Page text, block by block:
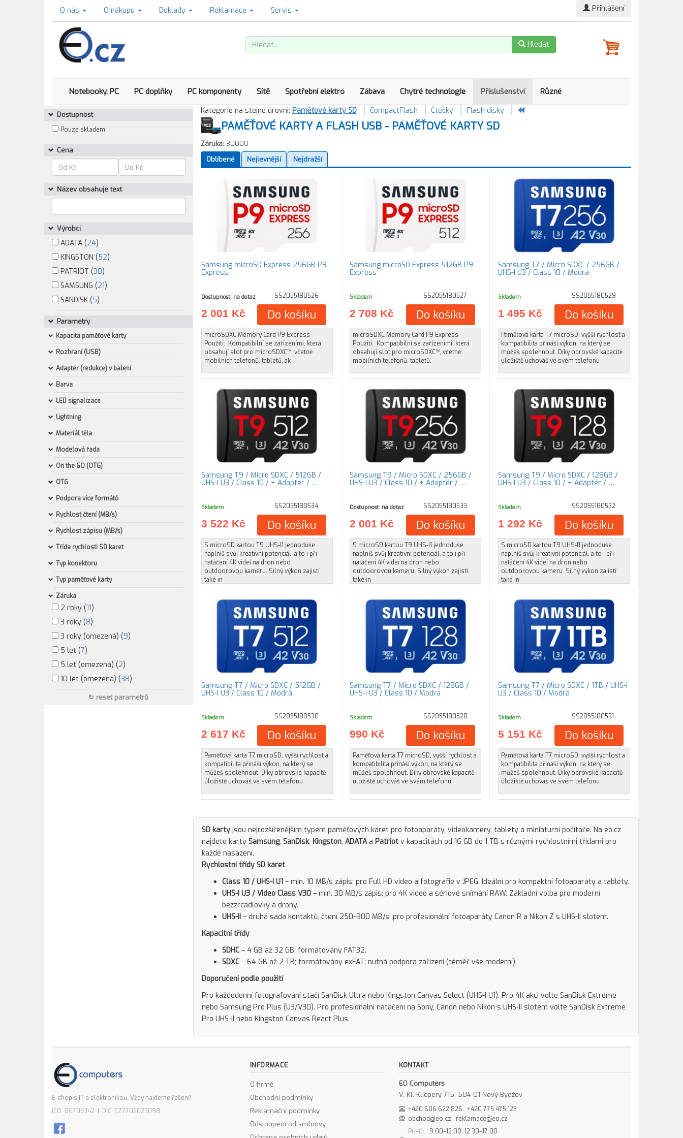
O nás O nákupu Doklady Reklamace Servis Přihlášení
Hledat
Notebooky, PC PC doplňky PC komponenty Sítě Spotřební elektro Zábava Chytré technologie Příslušenství Různé
Dostupnost
Pouze skladem
Cena
Název obsahuje text
Výrobci
ADATA (24)
KINGSTON (52)
PATRIOT (30)
SAMSUNG (21)
SANDISK (5)
Parametry
Kapacita paměťové karty
Rozhraní (USB)
Adaptér (redukce) v balení
Barva
LED signalizace
Lightning
Materiál těla
Modelová řada
On the GO (OTG)
OTG
Podpora více formátů
Rychlost čtení (MB/s)
Rychlost zápisu (MB/s)
Třída rychlosti SD karet
Typ konektoru
Typ paměťové karty
Záruka
2 roky (11)
3 roky (8)
3 roky (omezená) (9)
5 let (7)
5 let (omezená) (2)
10 let (omezená) (38)
↻ reset parametrů
Kategorie na stejné úrovni: Paměťové karty SD CompactFlash Čtečky Flash disky
PAMĚŤOVÉ KARTY A FLASH USB - PAMĚŤOVÉ KARTY SD
Záruka:30000
Oblíbené
Nejlevnější Nejdražší
Samsung microSD Express 256GB P9
Express
Dostupnost: na dotaz SS2055180526
2 001 Kč Do košíku
microSDXC Memory Card P9 Express
Použití: Kompatibilní se zařízeními, která
obsahují slot pro microSDXC™, včetně
mobilních telefonů, tabletů, ak
Samsung microSD Express 512GB P9
Express
Skladem SS2055180527
2 708 Kč Do košíku
microSDXC Memory Card P9 Express
Použití: Kompatibilní se zařízeními, která
obsahují slot pro microSDXC™, včetně
mobilních telefonů, tabletů,
Samsung T7 / Micro SDXC / 256GB /
UHS-I U3 / Class 10 / Modrá
Skladem SS2055180529
1 495 Kč Do košíku
Paměťová karta T7 microSD, vyšší rychlost a
kompatibilita přináší výkon, na který se
můžeš spolehnout. Díky obrovské kapacitě
úložiště uchováš ve svém telefonu
Samsung T9 / Micro SDXC / 512GB /
UHS-I U3 / Class 10 / + Adaptér / …
Skladem SS2055180534
3 522 Kč Do košíku
S microSD kartou T9 UHS-I1 jednoduše
naplníš svůj kreativní potenciál, a to i při
natáčení 4K videí na dron nebo
outdoorovou kameru. Silný výkon zajistí
také in
Samsung T9 / Micro SDXC / 256GB /
UHS-I U3 / Class 10 / + Adaptér / …
Dostupnost: na dotaz SS2055180533
2 001 Kč Do košíku
S microSD kartou T9 UHS-I1 jednoduše
naplníš svůj kreativní potenciál, a to i při
natáčení 4K videí na dron nebo
outdoorovou kameru. Silný výkon zajistí
také in
Samsung T9 / Micro SDXC / 128GB /
UHS-I U3 / Class 10 / + Adaptér / …
Skladem SS2055180532
1 292 Kč Do košíku
S microSD kartou T9 UHS-I1 jednoduše
naplníš svůj kreativní potenciál, a to i při
natáčení 4K videí na dron nebo
outdoorovou kameru. Silný výkon zajistí
také in
Samsung T7 / Micro SDXC / 512GB /
UHS-I U3 / Class 10 / Modrá
Skladem SS2055180530
2 617 Kč Do košíku
Paměťová karta T7 microSD, vyšší rychlost a
kompatibilita přináší výkon, na který se
můžeš spolehnout. Díky obrovské kapacitě
úložiště uchováš ve svém telefonu
Samsung T7 / Micro SDXC / 128GB /
UHS-I U3 / Class 10 / Modrá
Skladem SS2055180528
990 Kč Do košíku
Paměťová karta T7 microSD, vyšší rychlost a
kompatibilita přináší výkon, na který se
můžeš spolehnout. Díky obrovské kapacitě
úložiště uchováš ve svém telefonu
Samsung T7 / Micro SDXC / 1TB / UHS-I
U3 / Class 10 / Modrá
Skladem SS2055180531
5 151 Kč Do košíku
Paměťová karta T7 microSD, vyšší rychlost a
kompatibilita přináší výkon, na který se
můžeš spolehnout. Díky obrovské kapacitě
úložiště uchováš ve svém telefonu
SD kartyjsou nejrozšířenějším typem paměťových karet pro fotoaparáty, videokamery, tablety a miniaturní počítače. Na eo.cz
najdete karty Samsung, SanDisk, Kingston, ADATAa Patriotv kapacitách od 16 GB do 1 TB s různými rychlostními třídami pro
každé nasazení.
Rychlostní třídy SD karet
Class 10 / UHS-I U1– min. 10 MB/s zápis; pro Full HD video a fotografie v JPEG. Ideální pro kompaktní fotoaparáty a tablety.
UHS-I U3 / Video Class V30– min. 30 MB/s zápis; pro 4K video a sériové snímání RAW. Základní volba pro moderní
bezzrcadlovky a drony.
UHS-II– druhá sada kontaktů, čtení 250–300 MB/s; pro profesionální fotoaparáty Canon R a Nikon Z s UHS-II slotem.
Kapacitní třídy
SDHC– 4 GB až 32 GB; formátovány FAT32.
SDXC– 64 GB až 2 TB; formátovány exFAT; nutná podpora zařízení (téměř vše moderní).
Doporučení podle použití
Pro každodenní fotografování stačí SanDisk Ultra nebo Kingston Canvas Select (UHS-I U1). Pro 4K akci volte SanDisk Extreme
nebo Samsung Pro Plus (U3/V30). Pro profesionální natáčení na Sony, Canon nebo Nikon s UHS-II slotem volte SanDisk Extreme
Pro UHS-II nebo Kingston Canvas React Plus.
E-shop s IT a elektronikou. Vždy najdeme řešení!
IČO: 86705342 | DIČ: CZ7702023098
INFORMACE
O firmě
Obchodní podmínky
Reklamační podmínky
Odstoupení od smlouvy
KONTAKT
EO Computers
V. Kl. Klicpery 715, 504 01 Nový Bydžov
+420 606 622 826
+420 775 475 125
obchod@eo.cz
reklamace@eo.cz
Po–Čt
9:00–12:00, 12:30–17:00